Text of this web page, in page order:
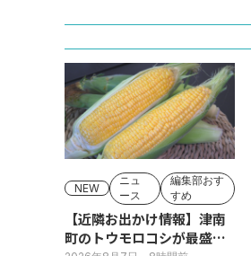
NEW
ニュ
ース
編集部おす
すめ
【近隣お出かけ情報】津南
町のトウモロコシが最盛